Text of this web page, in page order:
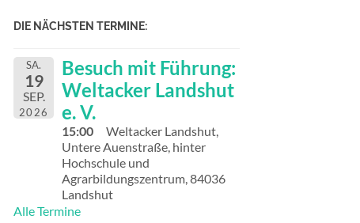
DIE NÄCHSTEN TERMINE:
SA.
19
SEP.
2026
Besuch mit Führung:
Weltacker Landshut
e. V.
15:00
Weltacker Landshut,
Untere Auenstraße, hinter
Hochschule und
Agrarbildungszentrum, 84036
Landshut
Alle Termine